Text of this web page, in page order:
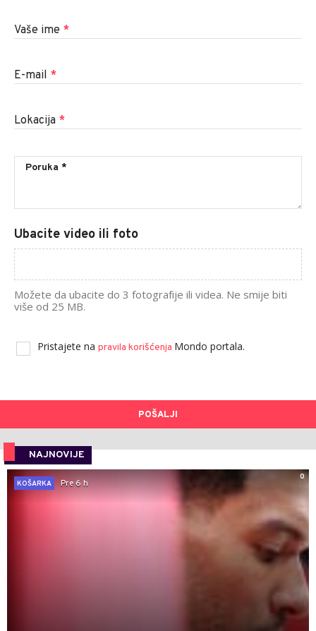
Vaše ime *
E-mail *
Lokacija *
Ubacite video ili foto
Možete da ubacite do 3 fotografije ili videa. Ne smije biti
više od 25 MB.
Pristajete na pravila korišćenja Mondo portala.
POŠALJI
NAJNOVIJE
0
KOŠARKA
Pre 6 h